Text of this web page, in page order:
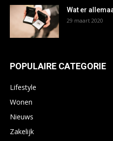
Wat er
29 maart 2020
POPULAIRE CATEGORIE
Lifestyle
Wonen
Nieuws
Zakelijk